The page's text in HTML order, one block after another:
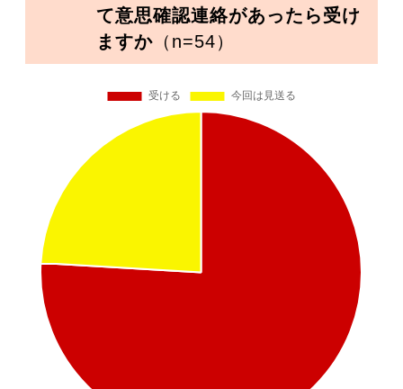
て意思確認連絡があったら受け
ますか（n=54）